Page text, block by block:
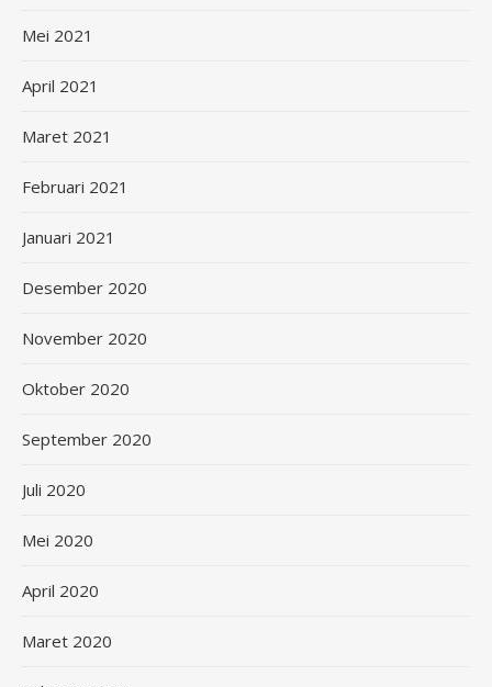
Mei 2021
April 2021
Maret 2021
Februari 2021
Januari 2021
Desember 2020
November 2020
Oktober 2020
September 2020
Juli 2020
Mei 2020
April 2020
Maret 2020